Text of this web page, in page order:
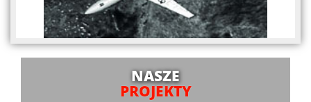
NASZE
PROJEKTY